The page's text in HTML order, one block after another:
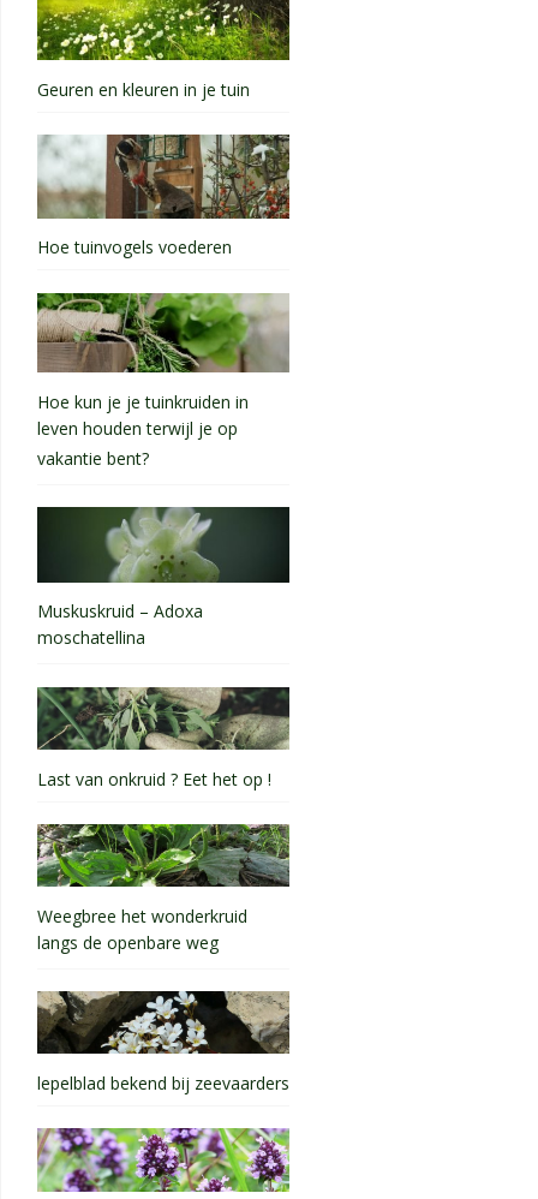
Geuren en kleuren in je tuin
Hoe tuinvogels voederen
Hoe kun je je tuinkruiden in
leven houden terwijl je op
vakantie bent?
Muskuskruid – Adoxa
moschatellina
Last van onkruid ? Eet het op !
Weegbree het wonderkruid
langs de openbare weg
lepelblad bekend bij zeevaarders